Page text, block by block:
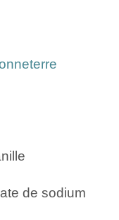
de sodium